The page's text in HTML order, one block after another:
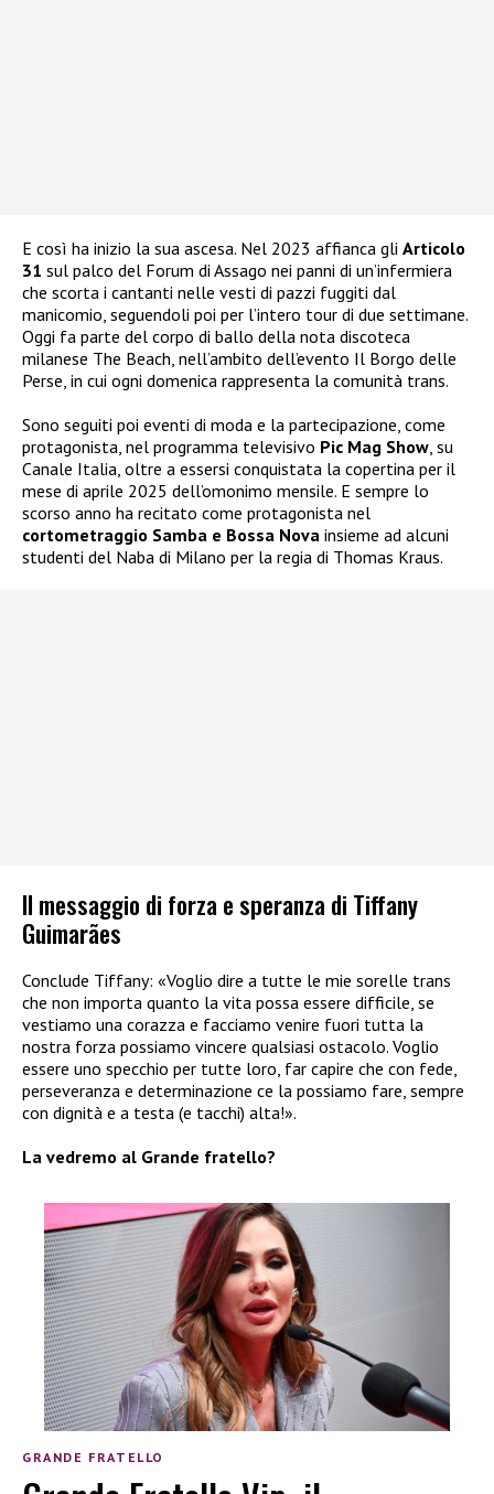
E così ha inizio la sua ascesa. Nel 2023 affianca gli Articolo
31 sul palco del Forum di Assago nei panni di un’infermiera
che scorta i cantanti nelle vesti di pazzi fuggiti dal
manicomio, seguendoli poi per l’intero tour di due settimane.
Oggi fa parte del corpo di ballo della nota discoteca
milanese The Beach, nell’ambito dell’evento Il Borgo delle
Perse, in cui ogni domenica rappresenta la comunità trans.
Sono seguiti poi eventi di moda e la partecipazione, come
protagonista, nel programma televisivo Pic Mag Show, su
Canale Italia, oltre a essersi conquistata la copertina per il
mese di aprile 2025 dell’omonimo mensile. E sempre lo
scorso anno ha recitato come protagonista nel
cortometraggio Samba e Bossa Nova insieme ad alcuni
studenti del Naba di Milano per la regia di Thomas Kraus.
Il messaggio di forza e speranza di Tiffany
Guimarães
Conclude Tiffany: «Voglio dire a tutte le mie sorelle trans
che non importa quanto la vita possa essere difficile, se
vestiamo una corazza e facciamo venire fuori tutta la
nostra forza possiamo vincere qualsiasi ostacolo. Voglio
essere uno specchio per tutte loro, far capire che con fede,
perseveranza e determinazione ce la possiamo fare, sempre
con dignità e a testa (e tacchi) alta!».
La vedremo al Grande fratello?
GRANDE FRATELLO